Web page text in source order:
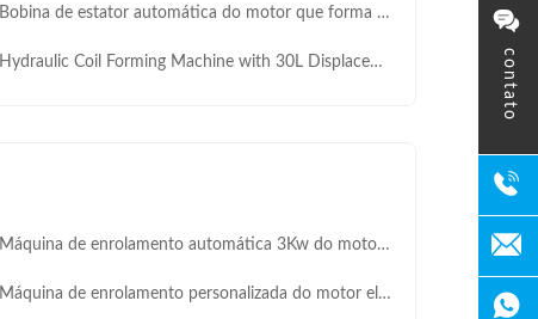
contato
Bobina de estator automática do motor que forma a máquina
Hydraulic Coil Forming Machine with 30L Displacement and 20-120mm Stack Height for Stator Coil Winding
Máquina de enrolamento automática 3Kw do motor elétrico de fã de teto
Máquina de enrolamento personalizada do motor elétrico, máquina de enrolamento do alternador